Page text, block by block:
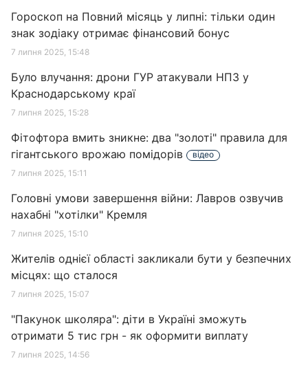
Гороскоп на Повний місяць у липні: тільки один
знак зодіаку отримає фінансовий бонус
7 липня 2025, 15:48
Було влучання: дрони ГУР атакували НПЗ у
Краснодарському краї
7 липня 2025, 15:28
Фітофтора вмить зникне: два "золоті" правила для
гігантського врожаю помідорів
відео
7 липня 2025, 15:11
Головні умови завершення війни: Лавров озвучив
нахабні "хотілки" Кремля
7 липня 2025, 15:10
Жителів однієї області закликали бути у безпечних
місцях: що сталося
7 липня 2025, 15:07
"Пакунок школяра": діти в Україні зможуть
отримати 5 тис грн - як оформити виплату
7 липня 2025, 14:56